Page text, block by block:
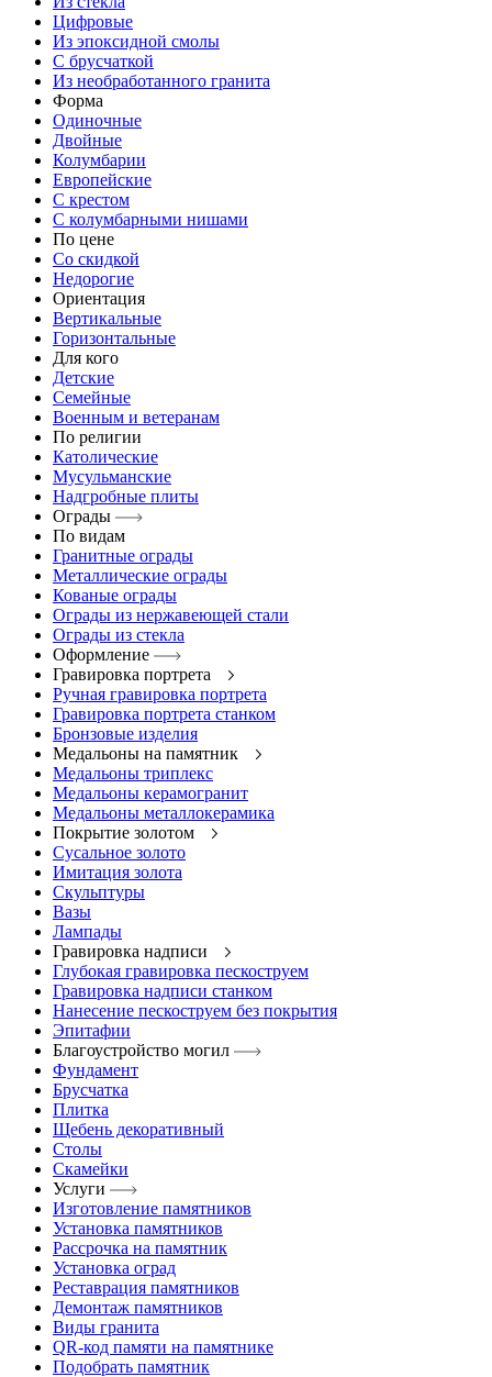
Цифровые
Из эпоксидной смолы
С брусчаткой
Из необработанного гранита
Форма
Одиночные
Двойные
Колумбарии
Европейские
С крестом
С колумбарными нишами
По цене
Со скидкой
Недорогие
Ориентация
Вертикальные
Горизонтальные
Для кого
Детские
Семейные
Военным и ветеранам
По религии
Католические
Мусульманские
Надгробные плиты
Ограды
По видам
Гранитные ограды
Металлические ограды
Кованые ограды
Ограды из нержавеющей стали
Ограды из стекла
Оформление
Гравировка портрета
Ручная гравировка портрета
Гравировка портрета станком
Бронзовые изделия
Медальоны на памятник
Медальоны триплекс
Медальоны керамогранит
Медальоны металлокерамика
Покрытие золотом
Сусальное золото
Имитация золота
Скульптуры
Вазы
Лампады
Гравировка надписи
Глубокая гравировка пескоструем
Гравировка надписи станком
Нанесение пескоструем без покрытия
Эпитафии
Благоустройство могил
Фундамент
Брусчатка
Плитка
Щебень декоративный
Столы
Скамейки
Услуги
Изготовление памятников
Установка памятников
Рассрочка на памятник
Установка оград
Реставрация памятников
Демонтаж памятников
Виды гранита
QR-код памяти на памятнике
Подобрать памятник